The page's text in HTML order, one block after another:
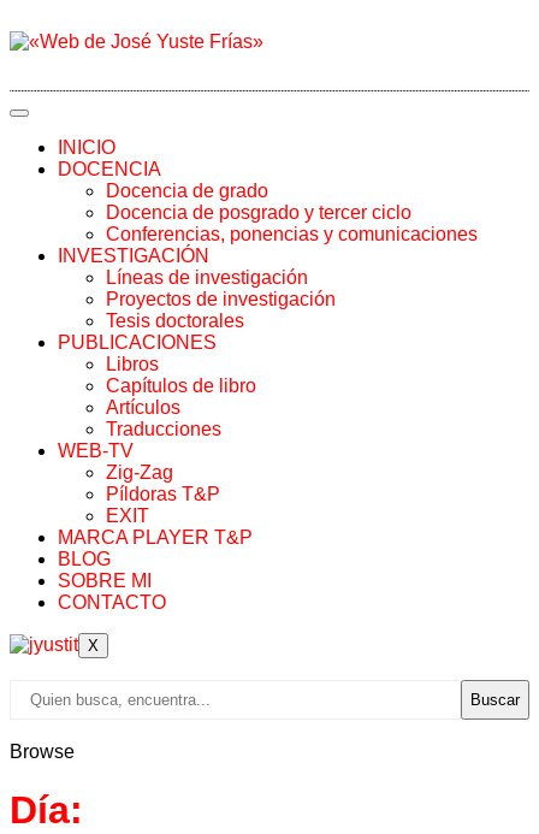
INICIO
DOCENCIA
Docencia de grado
Docencia de posgrado y tercer ciclo
Conferencias, ponencias y comunicaciones
INVESTIGACIÓN
Líneas de investigación
Proyectos de investigación
Tesis doctorales
PUBLICACIONES
Libros
Capítulos de libro
Artículos
Traducciones
WEB-TV
Zig-Zag
Píldoras T&P
EXIT
MARCA PLAYER T&P
BLOG
SOBRE MI
CONTACTO
X
Buscar
Browse
Día: